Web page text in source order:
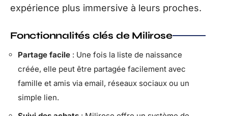
expérience plus immersive à leurs proches.
Fonctionnalités clés de Milirose
Partage facile : Une fois la liste de naissance
créée, elle peut être partagée facilement avec
famille et amis via email, réseaux sociaux ou un
simple lien.